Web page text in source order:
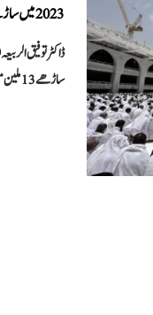
2023 میں ساڑھے 13 ملین مسلمانوں کو عمرہ کی سعادت نصیب ہوئی
ساڑھے13 ملین مسلمانوں…